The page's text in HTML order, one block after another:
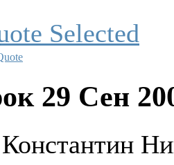
29 Сен
Константин